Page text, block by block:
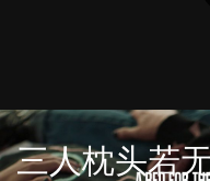
三人枕头若